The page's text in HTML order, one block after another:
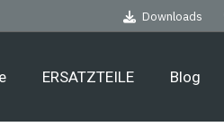
Downloads
ERSATZTEILE Blog